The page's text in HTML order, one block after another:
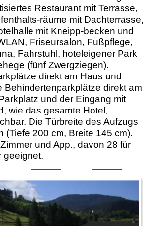
Restaurant mit Terrasse,
räume mit Dachterrasse,
mit Kneipp-becken und
Friseursalon, Fußpflege,
Fahrstuhl, hoteleigener Park
(fünf Zwergziegen).
direkt am Haus und
Behindertenparkplätze direkt am
und der Eingang mit
wie das gesamte Hotel,
Die Türbreite des Aufzugs
(Tiefe 200 cm, Breite 145 cm).
und App., davon 28 für
geeignet.